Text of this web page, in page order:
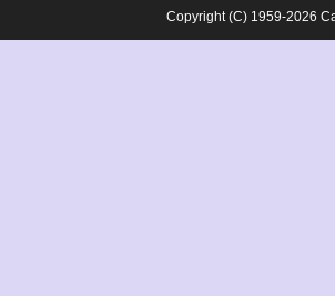
Copyright (C) 1959-2026